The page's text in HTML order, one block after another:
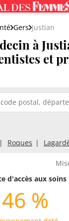
Gers Justian
à
et
Roques
d'accès aux soins
46 %